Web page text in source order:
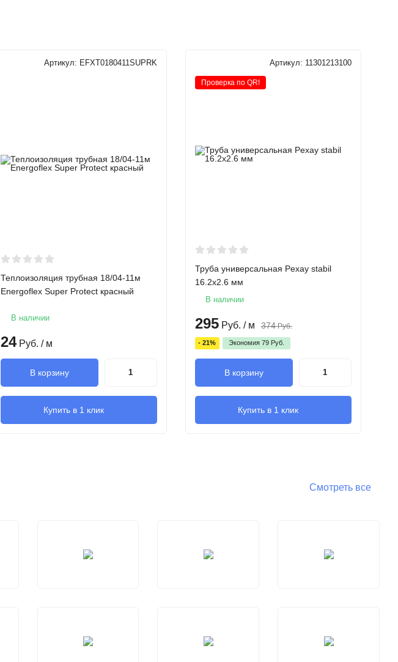
Артикул: EFXT0180411SUPRK
Теплоизоляция трубная 18/04-11м
Energoflex Super Protect красный
В наличии
24 Руб. / м
В корзину
Купить в 1 клик
Артикул: 11301213100
Проверка по QR!
Труба универсальная Pехау stabil
16.2х2.6 мм
В наличии
295 Руб. / м 374 Руб.
- 21% Экономия 79 Руб.
В корзину
Купить в 1 клик
Смотреть все